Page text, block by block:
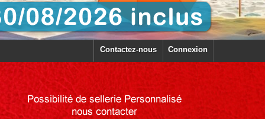
Connexion
Contactez-nous